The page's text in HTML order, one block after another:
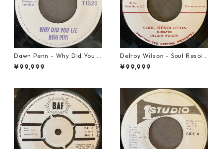
Dawn Penn - Why Did You Li
e【7-21938】
¥99,999
Delroy Wilson - Soul Resolu
tion【7-21935】
¥99,999